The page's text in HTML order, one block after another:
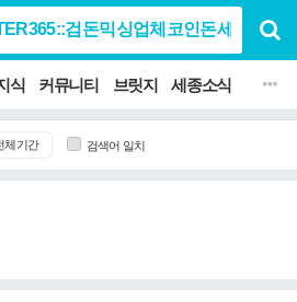
식 커뮤니티 브릿지 세종소식 맛집
검색어 일치